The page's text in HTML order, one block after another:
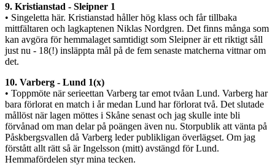
9. Kristianstad - Sleipner 1
• Singeletta här. Kristianstad håller hög klass och får tillbaka
mittfältaren och lagkaptenen Niklas Nordgren. Det finns många som
kan avgöra för hemmalaget samtidigt som Sleipner är ett riktigt såll
just nu - 18(!) insläppta mål på de fem senaste matcherna vittnar om
det.
10. Varberg - Lund 1(x)
• Toppmöte när serieettan Varberg tar emot tvåan Lund. Varberg har
bara förlorat en match i år medan Lund har förlorat två. Det slutade
mållöst när lagen möttes i Skåne senast och jag skulle inte bli
förvånad om man delar på poängen även nu. Storpublik att vänta på
Påskbergsvallen då Varberg leder publikligan överlägset. Om jag
förstått allt rätt så är Ingelsson (mitt) avstängd för Lund.
Hemmafördelen styr mina tecken.